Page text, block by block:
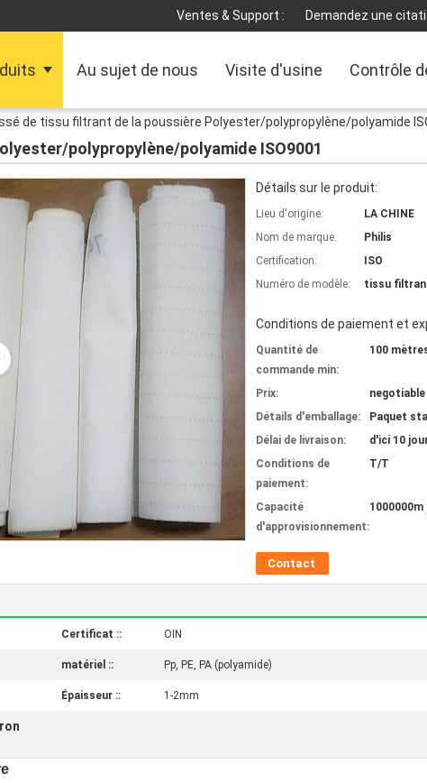
Ventes & Support : Demandez une
Au sujet de nous Visite d'usine Contrôle
de tissu filtrant de la poussière Polyester/polypropylène/polyamide
polypropylène/polyamide ISO9001
Détails sur le produit:
Lieu d'origine:
LA CHINE
Nom de marque:
Philis
Certification:
ISO
Numéro de modèle:
tissu
Conditions de paiement et
Quantité de
commande min:
100
Prix:
negotiable
Détails d'emballage:
Paquet
Délai de livraison:
d'ici 10
Conditions de
paiement:
T/T
Capacité
d'approvisionnement:
Contact
Certificat :: OIN
matériel :: Pp, PE, PA (polyamide)
Épaisseur :: 1-2mm